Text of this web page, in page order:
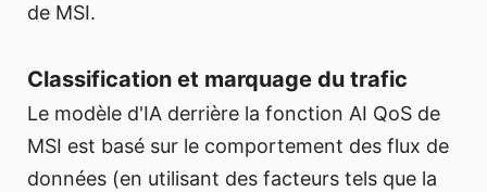
de MSI.
Classification et marquage du trafic
Le modèle d'IA derrière la fonction AI QoS de
MSI est basé sur le comportement des flux de
données (en utilisant des facteurs tels que la